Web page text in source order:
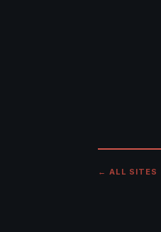
← ALL SITES